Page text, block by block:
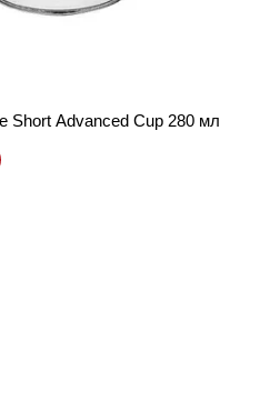
Short Advanced Cup 280 мл